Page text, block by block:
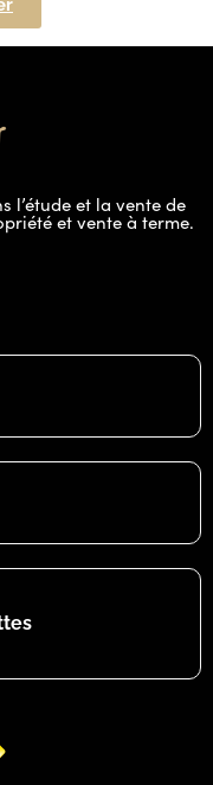
l’étude et la vente de
et vente à terme.